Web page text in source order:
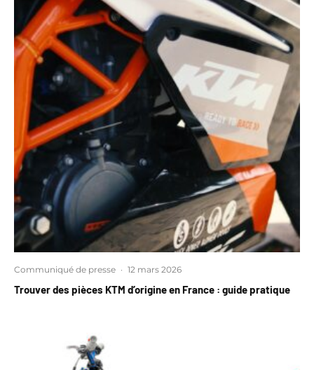
Communiqué de presse · 12 mars 2026
Trouver des pièces KTM d’origine en France : guide pratique